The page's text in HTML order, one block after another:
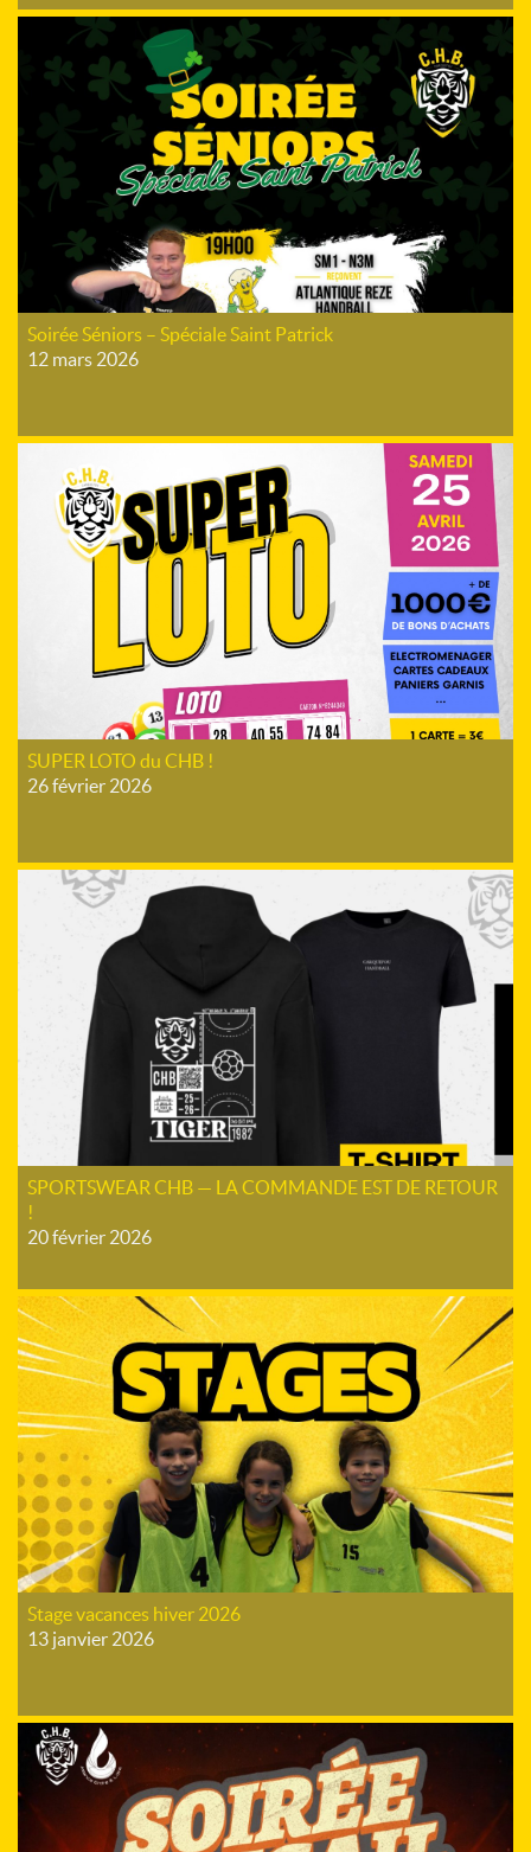
Soirée Séniors – Spéciale Saint Patrick
12 mars 2026
SUPER LOTO du CHB !
26 février 2026
SPORTSWEAR CHB — LA COMMANDE EST DE RETOUR
!
20 février 2026
Stage vacances hiver 2026
13 janvier 2026